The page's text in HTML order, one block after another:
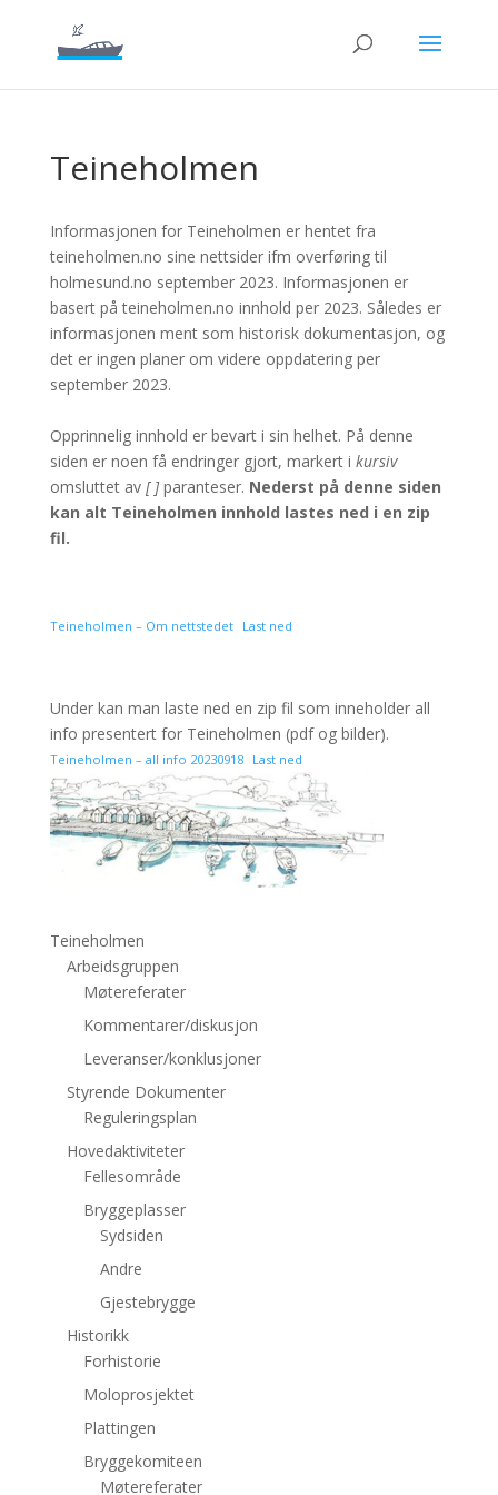
Teineholmen
Informasjonen for Teineholmen er hentet fra
teineholmen.no sine nettsider ifm overføring til
holmesund.no september 2023. Informasjonen er
basert på teineholmen.no innhold per 2023. Således er
informasjonen ment som historisk dokumentasjon, og
det er ingen planer om videre oppdatering per
september 2023.
Opprinnelig innhold er bevart i sin helhet. På denne
siden er noen få endringer gjort, markert i kursiv
omsluttet av [ ]paranteser. Nederst på denne siden
kan alt Teineholmen innhold lastes ned i en zip
fil.
Teineholmen – Om nettstedet Last ned
Under kan man laste ned en zip fil som inneholder all
info presentert for Teineholmen (pdf og bilder).
Teineholmen – all info 20230918 Last ned
Teineholmen
Arbeidsgruppen
Møtereferater
Kommentarer/diskusjon
Leveranser/konklusjoner
Styrende Dokumenter
Reguleringsplan
Hovedaktiviteter
Fellesområde
Bryggeplasser
Sydsiden
Andre
Gjestebrygge
Historikk
Forhistorie
Moloprosjektet
Plattingen
Bryggekomiteen
Møtereferater